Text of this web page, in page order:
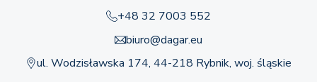
+48 32 7003 552
biuro@dagar.eu
ul. Wodzisławska 174, 44-218 Rybnik, woj. śląskie